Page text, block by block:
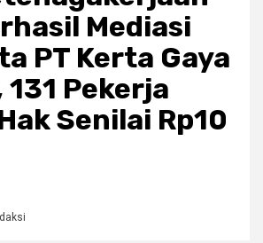
Mediasi
PT Kerta Gaya
131 Pekerja
Senilai Rp10